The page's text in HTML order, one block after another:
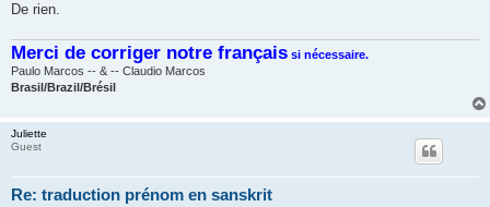
De rien.
Merci de corriger notre français si nécessaire.
Paulo Marcos -- & -- Claudio Marcos
Brasil/Brazil/Brésil
Juliette
Guest
Re: traduction prénom en sanskrit